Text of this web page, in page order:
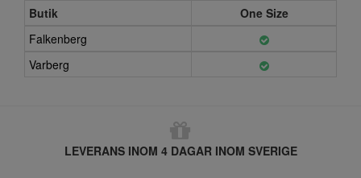
Butik
One Size
Falkenberg
Varberg
LEVERANS INOM 4 DAGAR INOM SVERIGE